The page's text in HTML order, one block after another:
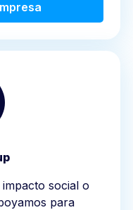
social o
para